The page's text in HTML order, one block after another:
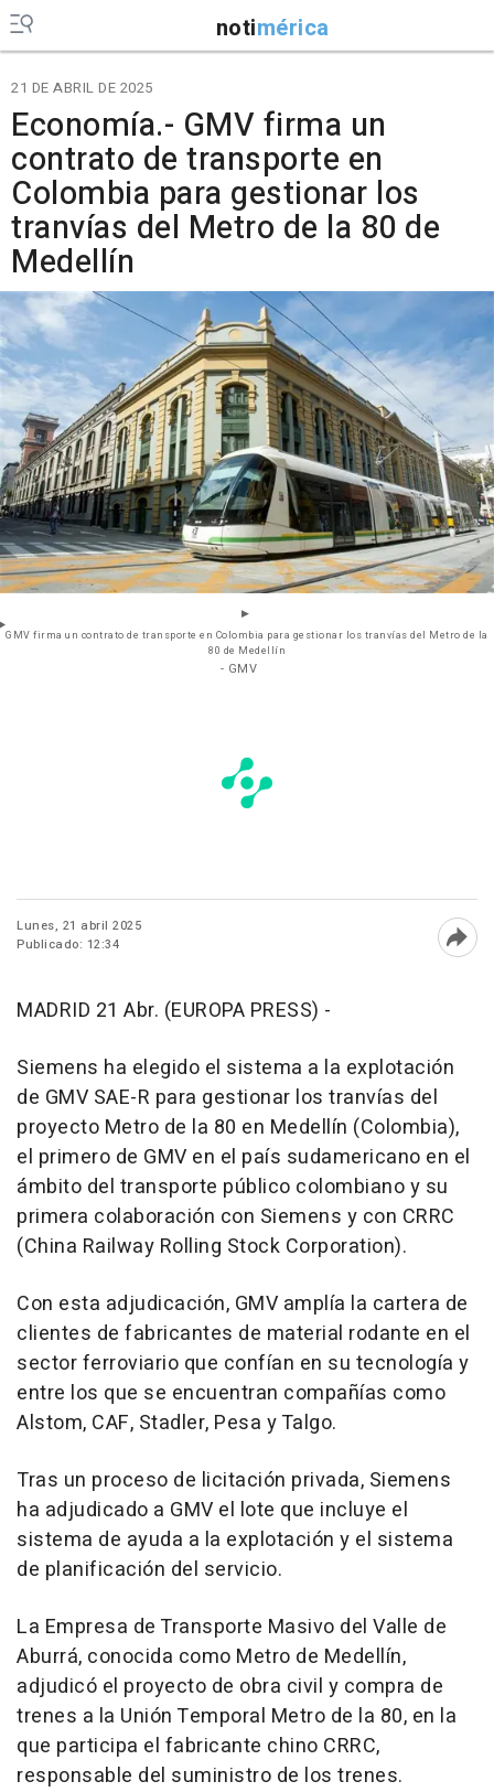
notimérica
21 DE ABRIL DE 2025
Economía.- GMV firma un
contrato de transporte en
Colombia para gestionar los
tranvías del Metro de la 80 de
Medellín
GMV firma un contrato de transporte en Colombia para gestionar los tranvías del Metro de la
80 de Medellín
- GMV
Lunes, 21 abril 2025
Publicado: 12:34
MADRID 21 Abr. (EUROPA PRESS) -
Siemens ha elegido el sistema a la explotación
de GMV SAE-R para gestionar los tranvías del
proyecto Metro de la 80 en Medellín (Colombia),
el primero de GMV en el país sudamericano en el
ámbito del transporte público colombiano y su
primera colaboración con Siemens y con CRRC
(China Railway Rolling Stock Corporation).
Con esta adjudicación, GMV amplía la cartera de
clientes de fabricantes de material rodante en el
sector ferroviario que confían en su tecnología y
entre los que se encuentran compañías como
Alstom, CAF, Stadler, Pesa y Talgo.
Tras un proceso de licitación privada, Siemens
ha adjudicado a GMV el lote que incluye el
sistema de ayuda a la explotación y el sistema
de planificación del servicio.
La Empresa de Transporte Masivo del Valle de
Aburrá, conocida como Metro de Medellín,
adjudicó el proyecto de obra civil y compra de
trenes a la Unión Temporal Metro de la 80, en la
que participa el fabricante chino CRRC,
responsable del suministro de los trenes.